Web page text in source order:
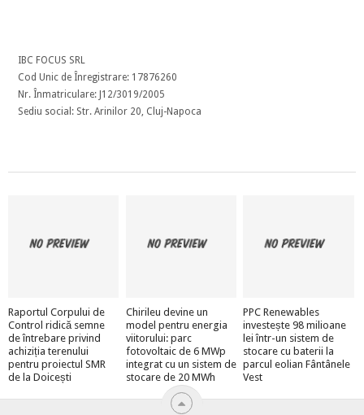
IBC FOCUS SRL
Cod Unic de Înregistrare: 17876260
Nr. Înmatriculare: J12/3019/2005
Sediu social: Str. Arinilor 20, Cluj-Napoca
Raportul Corpului de
Control ridică semne
de întrebare privind
achiziția terenului
pentru proiectul SMR
de la Doicești
Chirileu devine un
model pentru energia
viitorului: parc
fotovoltaic de 6 MWp
integrat cu un sistem de
stocare de 20 MWh
PPC Renewables
investește 98 milioane
lei într-un sistem de
stocare cu baterii la
parcul eolian Fântânele
Vest